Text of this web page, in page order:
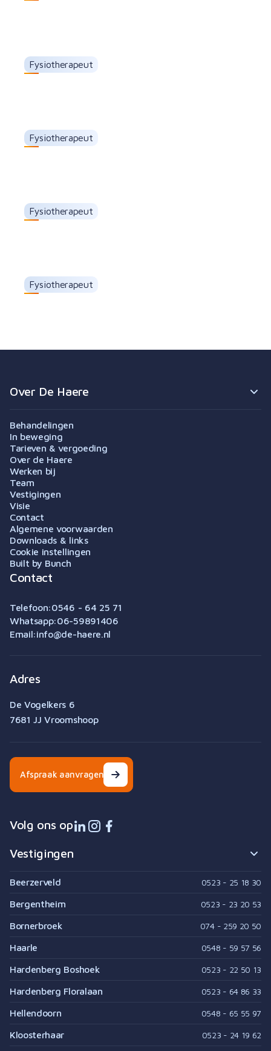
Fysiotherapeut
Fysiotherapeut
Fysiotherapeut
Fysiotherapeut
Over De Haere
Behandelingen
In beweging
Tarieven & vergoeding
Over de Haere
Werken bij
Team
Vestigingen
Visie
Contact
Algemene voorwaarden
Downloads & links
Cookie instellingen
Built by Bunch
Contact
Telefoon:0546 - 64 25 71
Whatsapp:06-59891406
Email:info@de-haere.nl
Adres
De Vogelkers 6
7681 JJ Vroomshoop
Afspraak aanvragen
Volg ons op
Vestigingen
Beerzerveld 0523 - 25 18 30
Bergentheim 0523 - 23 20 53
Bornerbroek 074 - 259 20 50
Haarle 0548 - 59 57 56
Hardenberg Boshoek 0523 - 22 50 13
Hardenberg Floralaan 0523 - 64 86 33
Hellendoorn 0548 - 65 55 97
Kloosterhaar 0523 - 24 19 62